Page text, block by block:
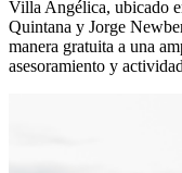
Villa Angélica, ubicado
Quintana y Jorge
manera gratuita a una
asesoramiento y